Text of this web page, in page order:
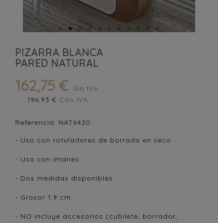
PIZARRA BLANCA
PARED NATURAL
162,75 € Sin IVA
196,93 € Con IVA
Referencia: NAT6420
- Uso con rotuladores de borrado en seco
- Uso con imanes
- Dos medidas disponibles
- Grosor 1,9 cm
- NO incluye accesorios (cubilete, borrador,